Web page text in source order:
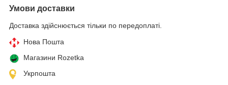
Умови доставки
Доставка здійснюється тільки по передоплаті.
Нова Пошта
Магазини Rozetka
Укрпошта